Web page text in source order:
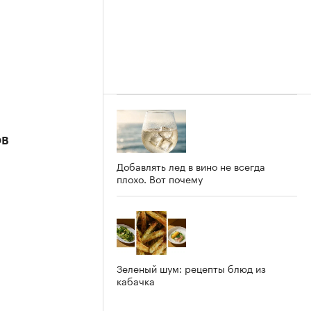
Добавлять лед в вино не всегда
плохо. Вот почему
Зеленый шум: рецепты блюд из
кабачка